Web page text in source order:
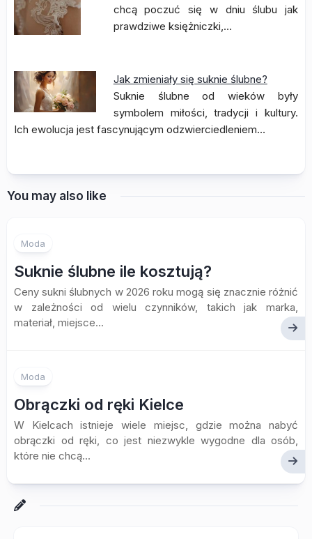
chcą poczuć się w dniu ślubu jak
prawdziwe księżniczki,…
Jak zmieniały się suknie ślubne?
Suknie ślubne od wieków były
symbolem miłości, tradycji i kultury.
Ich ewolucja jest fascynującym odzwierciedleniem…
You may also like
Moda
Suknie ślubne ile kosztują?
Ceny sukni ślubnych w 2026 roku mogą się znacznie różnić
w zależności od wielu czynników, takich jak marka,
materiał, miejsce...
Moda
Obrączki od ręki Kielce
W Kielcach istnieje wiele miejsc, gdzie można nabyć
obrączki od ręki, co jest niezwykle wygodne dla osób,
które nie chcą...